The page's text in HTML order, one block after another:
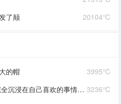
20104℃
了颠
3995℃
的帽
3236℃
欢的事情里 最可爱了 剩下的我会圆场